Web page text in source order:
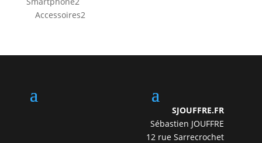
produits
Accessoires22
SJOUFFRE.FR
Sébastien JOUFFRE
12 rue Sarrecrochet